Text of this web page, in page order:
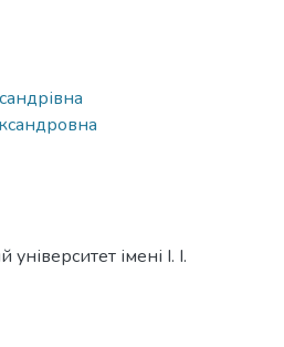
імені І. І.